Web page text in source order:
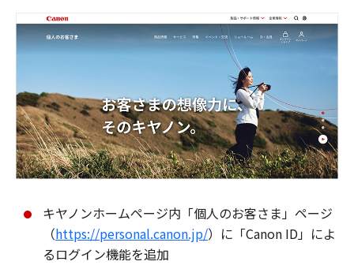
キヤノンホームページ内「個人のお客さま」ページ
（https://personal.canon.jp/）に「Canon ID」によ
るログイン機能を追加